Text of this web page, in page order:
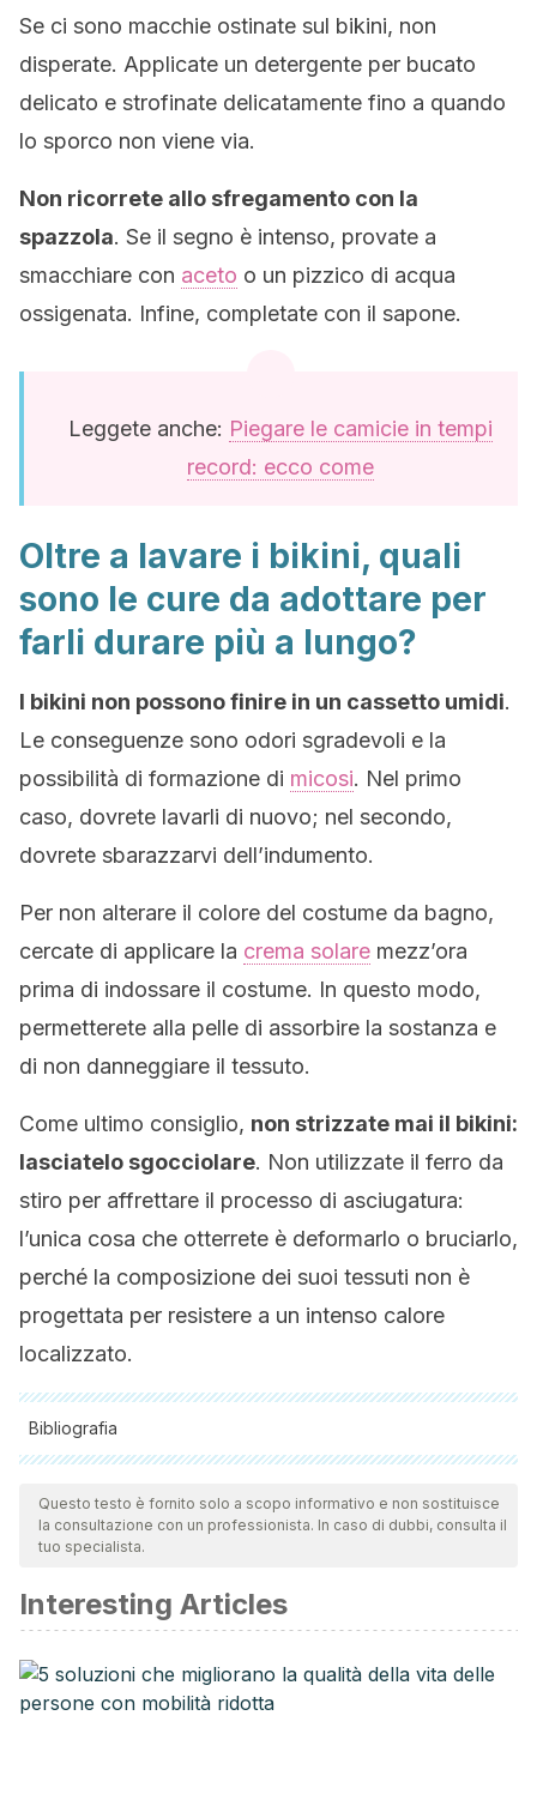
Se ci sono macchie ostinate sul bikini, non
disperate. Applicate un detergente per bucato
delicato e strofinate delicatamente fino a quando
lo sporco non viene via.
Non ricorrete allo sfregamento con la
spazzola. Se il segno è intenso, provate a
smacchiare con aceto o un pizzico di acqua
ossigenata. Infine, completate con il sapone.
Leggete anche: Piegare le camicie in tempi
record: ecco come
Oltre a lavare i bikini, quali
sono le cure da adottare per
farli durare più a lungo?
I bikini non possono finire in un cassetto umidi.
Le conseguenze sono odori sgradevoli e la
possibilità di formazione di micosi. Nel primo
caso, dovrete lavarli di nuovo; nel secondo,
dovrete sbarazzarvi dell’indumento.
Per non alterare il colore del costume da bagno,
cercate di applicare la crema solare mezz’ora
prima di indossare il costume. In questo modo,
permetterete alla pelle di assorbire la sostanza e
di non danneggiare il tessuto.
Come ultimo consiglio, non strizzate mai il bikini:
lasciatelo sgocciolare. Non utilizzate il ferro da
stiro per affrettare il processo di asciugatura:
l’unica cosa che otterrete è deformarlo o bruciarlo,
perché la composizione dei suoi tessuti non è
progettata per resistere a un intenso calore
localizzato.
Bibliografia
Tutte le fonti citate sono state esaminate a fondo dal nostro
team per garantirne la qualità, l'affidabilità, l'attualità e la
validità. La bibliografia di questo articolo è stata considerata
Ballard, A. (2021) ¿Eres alérgica a tu traje de baño?
Asociación Nacional de Eczema.
https://nationaleczema.org/blog/swimsuit-allergies/
Bockmühl, D. P., Schages, J., & Rehberg, L. (2019). Laundry
Questo testo è fornito solo a scopo informativo e non sostituisce
la consultazione con un professionista. In caso di dubbi, consulta il
tuo specialista.
Interesting Articles